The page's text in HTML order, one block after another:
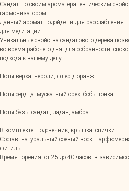
Сандал по своим ароматерапевтическим
гармонизатором.
Данный аромат подойдет и для расслабления
для медитации.
Уникальные свойства сандалового дерева
во время рабочего дня: для собранности,
подхода к вашему делу.
Ноты верха: нероли, флёр-д-оранж
Ноты сердца: мускатный орех, бобы тонка
Ноты базы:сандал, ладан, амбра
В комплекте: подсвечник, крышка, спички.
Состав: натуральный соевый воск,
фитиль.
Время горения: от 25 до 40 часов, в